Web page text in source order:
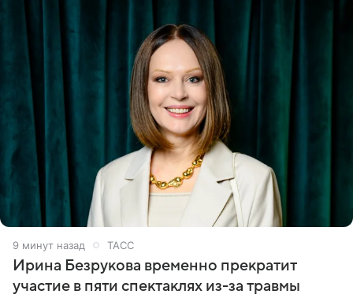
9 минут назад ТАСС
Ирина Безрукова временно прекратит
участие в пяти спектаклях из-за травмы